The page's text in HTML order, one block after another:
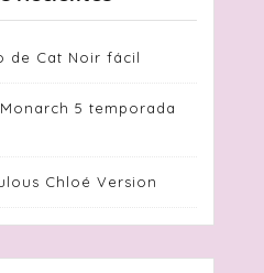
de Cat Noir fácil
5 temporada
Chloé Version